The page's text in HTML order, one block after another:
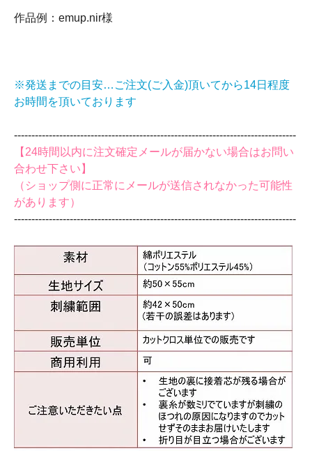
作品例：emup.nir様
※発送までの目安…ご注文(ご入金)頂いてから14日程度
お時間を頂いております
‐‐‐‐‐‐‐‐‐‐‐‐‐‐‐‐‐‐‐‐‐‐‐‐‐‐‐‐‐‐‐‐‐‐‐‐‐‐‐‐‐‐‐‐‐‐‐‐‐‐‐‐‐‐‐‐‐‐‐‐‐‐‐‐‐‐‐‐‐‐‐‐‐‐‐‐‐‐‐‐‐
【24時間以内に注文確定メールが届かない場合はお問い
合わせ下さい】
（ショップ側に正常にメールが送信されなかった可能性
があります）
‐‐‐‐‐‐‐‐‐‐‐‐‐‐‐‐‐‐‐‐‐‐‐‐‐‐‐‐‐‐‐‐‐‐‐‐‐‐‐‐‐‐‐‐‐‐‐‐‐‐‐‐‐‐‐‐‐‐‐‐‐‐‐‐‐‐‐‐‐‐‐‐‐‐‐‐‐‐‐‐‐